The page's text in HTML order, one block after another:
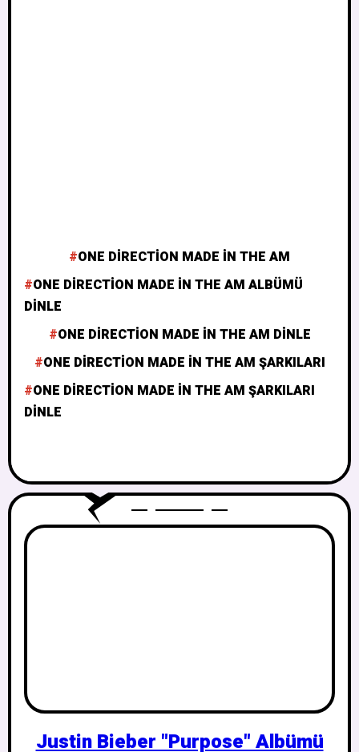
ONE DIRECTION MADE IN THE AM
ONE DIRECTION MADE IN THE AM ALBÜMÜ
DINLE
ONE DIRECTION MADE IN THE AM DINLE
ONE DIRECTION MADE IN THE AM ŞARKILARI
ONE DIRECTION MADE IN THE AM ŞARKILARI
DINLE
Justin Bieber "Purpose" Albümü